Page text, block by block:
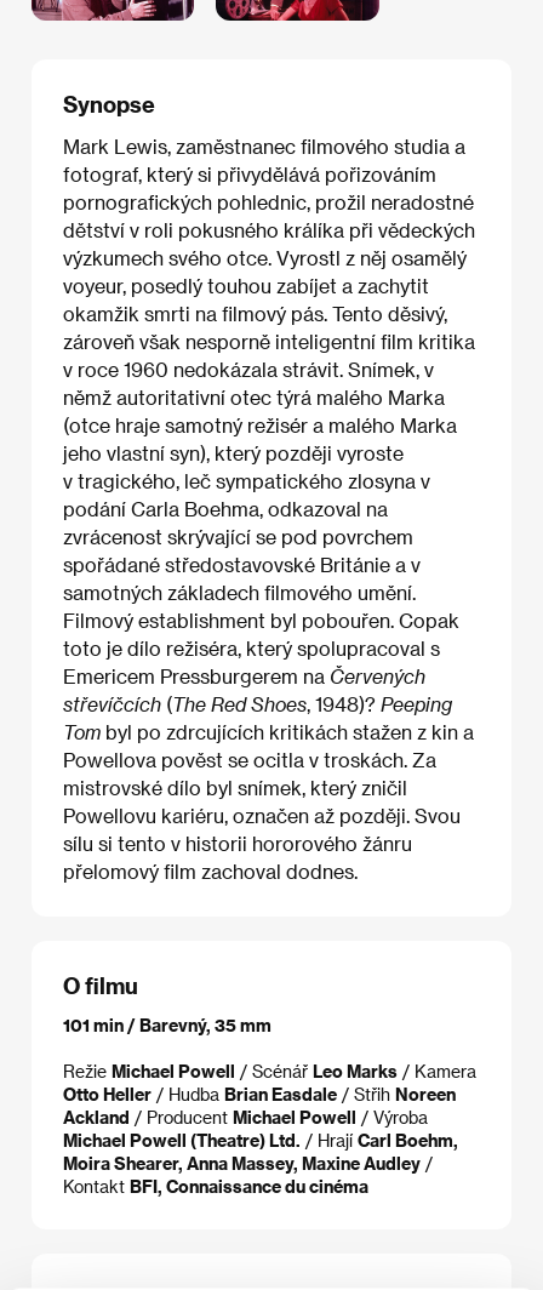
Synopse
Mark Lewis, zaměstnanec filmového studia a
fotograf, který si přivydělává pořizováním
pornografických pohlednic, prožil neradostné
dětství v roli pokusného králíka při vědeckých
výzkumech svého otce. Vyrostl z něj osamělý
voyeur, posedlý touhou zabíjet a zachytit
okamžik smrti na filmový pás. Tento děsivý,
zároveň však nesporně inteligentní film kritika
v roce 1960 nedokázala strávit. Snímek, v
němž autoritativní otec týrá malého Marka
(otce hraje samotný režisér a malého Marka
jeho vlastní syn), který později vyroste
v tragického, leč sympatického zlosyna v
podání Carla Boehma, odkazoval na
zvrácenost skrývající se pod povrchem
spořádané středostavovské Británie a v
samotných základech filmového umění.
Filmový establishment byl pobouřen. Copak
toto je dílo režiséra, který spolupracoval s
Emericem Pressburgerem na Červených
střevíčcích (The Red Shoes, 1948)? Peeping
Tom byl po zdrcujících kritikách stažen z kin a
Powellova pověst se ocitla v troskách. Za
mistrovské dílo byl snímek, který zničil
Powellovu kariéru, označen až později. Svou
sílu si tento v historii hororového žánru
přelomový film zachoval dodnes.
O filmu
101 min / Barevný, 35 mm
Režie Michael Powell / Scénář Leo Marks / Kamera
Otto Heller / Hudba Brian Easdale / Střih Noreen
Ackland / Producent Michael Powell / Výroba
Michael Powell (Theatre) Ltd. / Hrají Carl Boehm,
Moira Shearer, Anna Massey, Maxine Audley /
Kontakt BFI, Connaissance du cinéma